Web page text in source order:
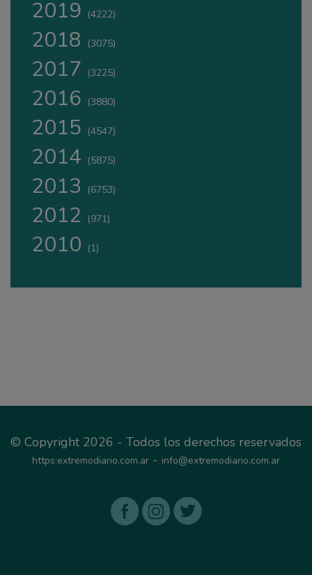
2019 (4222)
2018 (3075)
2017 (3225)
2016 (3880)
2015 (4547)
2014 (5875)
2013 (6753)
2012 (971)
2010 (1)
© Copyright 2026 - Todos los derechos reservados
https:extremodiario.com.ar - info@extremodiario.com.ar